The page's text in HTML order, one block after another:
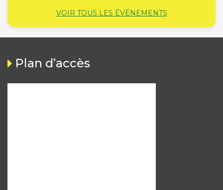
VOIR TOUS LES ÉVÉNEMENTS
Plan d’accès